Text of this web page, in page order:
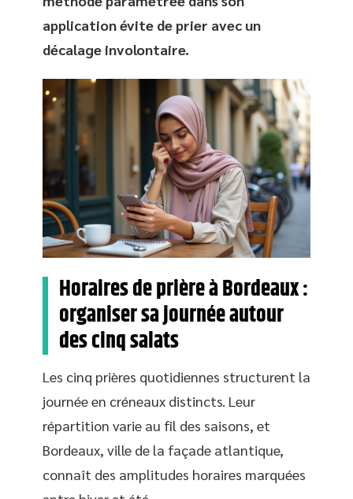
application évite de prier avec un
décalage involontaire.
Horaires de prière à Bordeaux :
organiser sa journée autour
des cinq salats
Les cinq prières quotidiennes structurent la
journée en créneaux distincts. Leur
répartition varie au fil des saisons, et
Bordeaux, ville de la façade atlantique,
connaît des amplitudes horaires marquées